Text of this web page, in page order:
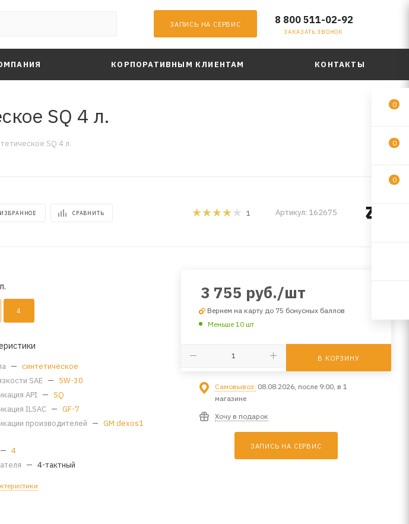
ЗАПИСЬ НА СЕРВИС 8 800 511-02-92
ЗАКАЗАТЬ ЗВОНОК
КОРПОРАТИВНЫМ КЛИЕНТАМ КОНТАКТЫ
SQ 4 л.
SQ 4 л.
СРАВНИТЬ 1 Артикул: 162675
4
— синтетическое
SAE — 5W-30
API — SQ
ILSAC — GF-7
производителей — GM dexos1
— 4
— 4-тактный
3 755 руб./шт
Вернем на карту до 75 бонусных баллов
Меньше 10 шт
В КОРЗИНУ
Самовывоз: 08.08.2026, после 9:00, в 1
магазине
Хочу в подарок
ЗАПИСЬ НА СЕРВИС
0
0
0